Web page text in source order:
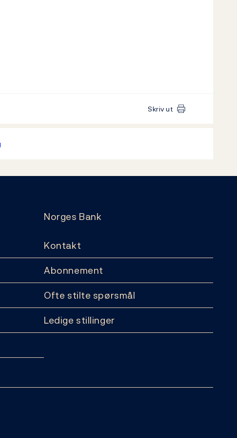
Skriv ut
Norges Bank
Kontakt
Abonnement
Ofte stilte spørsmål
Ledige stillinger